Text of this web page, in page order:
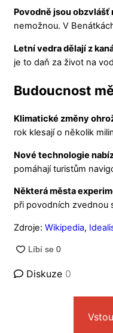
Povodně jsou obzvlášť
nemožnou. V
Letní vedra dělají z
je to daň za život na
Budoucnost
Klimatické změny
rok klesají o několik
Nové technologie
pomáhají turistům
Některá města
při povodních zvednou
Zdroje: Wikipedia,
Diskuze 0